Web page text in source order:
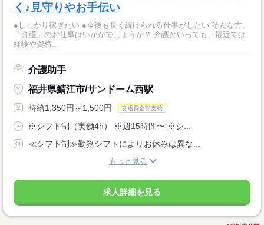
く♪見守りやお手伝い
●しっかり稼ぎたい ●今後も長く続けられる仕事がしたい そんな方、
「介護」のお仕事はいかがでしょうか？ 介護といっても、最近では
経験や資格...
介護助手
福井県鯖江市/サンドーム西駅
時給1,350円～1,500円 交通費全額支給
※シフト制（実働4h） ※週15時間〜 ※シ...
≪シフト制≫勤務シフトによりお休みは異な...
もっと見る
求人詳細を見る